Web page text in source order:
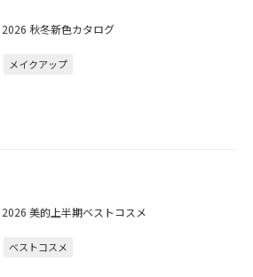
2026 秋冬新色カタログ
メイクアップ
2026 美的上半期ベストコスメ
ベストコスメ